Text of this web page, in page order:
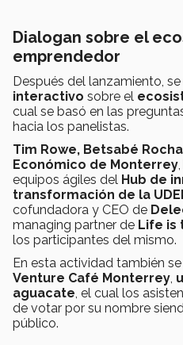
Dialogan sobre el
emprendedor
Después del lanzamiento,
interactivo sobre el
cual se basó en las
hacia los panelistas.
Tim Rowe, Betsabé Rocha
Económico de Monterrey,
equipos ágiles del Hub de
transformación de la
cofundadora y CEO de
managing partner de Life is
los participantes del mismo.
En esta actividad también
Venture Café Monterrey,
aguacate, el cual los
de votar por su nombre
público.